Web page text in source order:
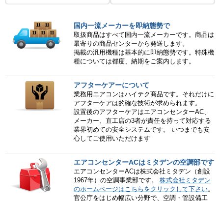
国内一流メーカーを即納態勢で
取扱商品はすべて国内一流メーカーです。商品は
最寄りの商品センターから発送します。
掲載の汎用機種は基本的に即納態勢です。特殊機
種については都度、納期をご案内します。
アフターケアーについて
業務用エアコンはハイテク商品です。それだけに
アフターケアは的確な技術が求められます。
設置後のアフターケアはエアコンセンターAC、
メーカー、直工店の3者が責任を持って対応する
業界初めての安全システムです。 いつまでも安
心してご使用いただけます
エアコンセンターACはミタデンの空調部です
エアコンセンターACは株式会社ミタデン（創設
1967年）の空調事業部です。 株式会社ミタデン
のホームページはこちらをクリックして下さい。
官公庁をはじめ幅広い分野で、空調・管設備工